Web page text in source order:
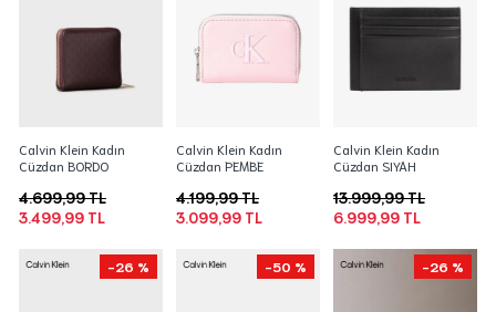
Calvin Klein Kadın
Cüzdan BORDO
3.499,99 TL
4.699,99 TL
Calvin Klein Kadın
Cüzdan PEMBE
3.099,99 TL
4.199,99 TL
Calvin Klein Kadın
Cüzdan SIYAH
6.999,99 TL
13.999,99 TL
-26 % -50 % -26 %